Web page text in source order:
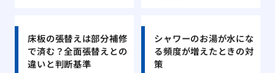
床板の張替えは部分補修
で済む？全面張替えとの
違いと判断基準
シャワーのお湯が水にな
る頻度が増えたときの対
策